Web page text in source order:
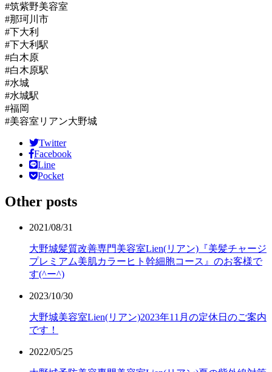
#筑紫野美容室
#那珂川市
#下大利
#下大利駅
#白木原
#白木原駅
#水城
#水城駅
#福岡
#美容室リアン大野城
Twitter
Facebook
Line
Pocket
Other posts
2021/08/31
大野城髪質改善専門美容室Lien(リアン)『美髪チャージ
プレミアム美肌カラーヒト幹細胞コース』のお客様で
す(^ー^)
2023/10/30
大野城美容室Lien(リアン)2023年11月の定休日のご案内
です！
2022/05/25